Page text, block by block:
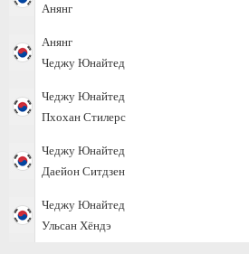
Анянг
Анянг
Чеджу Юнайтед
Чеджу Юнайтед
Пхохан Стилерс
Чеджу Юнайтед
Даейон Ситдзен
Чеджу Юнайтед
Ульсан Хёндэ